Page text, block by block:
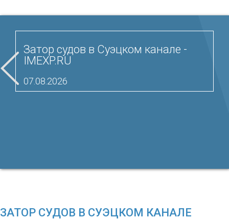
Затор судов в Суэцком канале -
IMEXP.RU
07.08.2026
ЗАТОР СУДОВ В СУЭЦКОМ КАНАЛЕ